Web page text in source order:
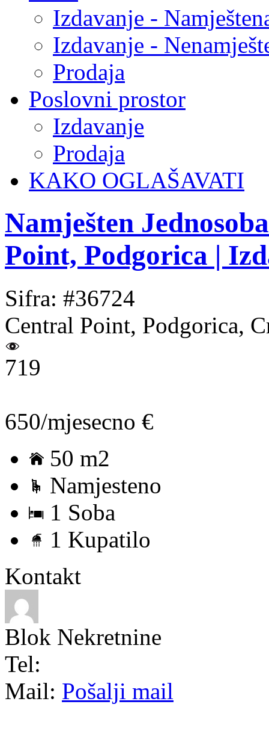
Izdavanje -
Izdavanje -
Prodaja
Poslovni prostor
Izdavanje
Prodaja
KAKO OGLAŠAVATI
Namješten
Point, Podgorica |
Sifra: #36724
Central Point, Podgorica,
719
650/mjesecno €
50 m2
Namjesteno
1 Soba
1 Kupatilo
Kontakt
Blok Nekretnine
Tel:
Mail: Pošalji mail